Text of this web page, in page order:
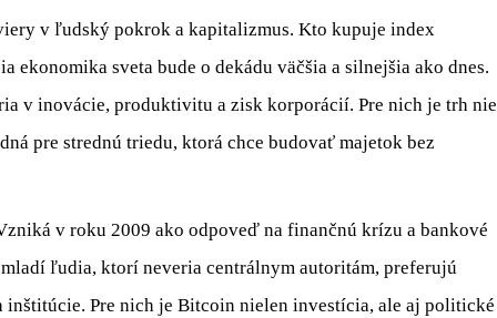
v ľudský pokrok a kapitalizmus. Kto kupuje index
ekonomika sveta bude o dekádu väčšia a silnejšia ako dnes.
v inovácie, produktivitu a zisk korporácií. Pre nich je trh nie
pre strednú triedu, ktorá chce budovať majetok bez
v roku 2009 ako odpoveď na finančnú krízu a bankové
ľudia, ktorí neveria centrálnym autoritám, preferujú
inštitúcie. Pre nich je Bitcoin nielen investícia, ale aj politické